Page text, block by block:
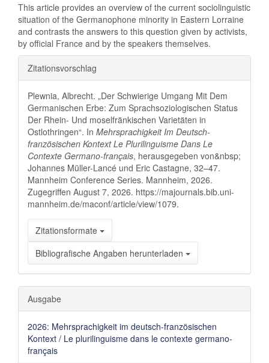
This article provides an overview of the current sociolinguistic
situation of the Germanophone minority in Eastern Lorraine
and contrasts the answers to this question given by activists,
by official France and by the speakers themselves.
Artikel-
Details
Zitationsvorschlag
Plewnia, Albrecht. „Der Schwierige Umgang Mit Dem
Germanischen Erbe: Zum Sprachsoziologischen Status
Der Rhein- Und moselfränkischen Varietäten in
Ostlothringen“. In Mehrsprachigkeit Im Deutsch-
französischen Kontext Le Plurilinguisme Dans Le
Contexte Germano-français, herausgegeben von&nbsp;
Johannes Müller-Lancé und Eric Castagne, 32–47.
Mannheim Conference Series. Mannheim, 2026.
Zugegriffen August 7, 2026. https://majournals.bib.uni-
mannheim.de/maconf/article/view/1079.
Zitationsformate
Bibliografische Angaben herunterladen
Ausgabe
2026: Mehrsprachigkeit im deutsch-französischen
Kontext / Le plurilinguisme dans le contexte germano-
français